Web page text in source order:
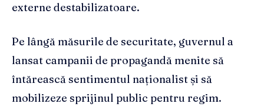
externe destabilizatoare.
Pe lângă măsurile de securitate, guvernul a
lansat campanii de propagandă menite să
întărească sentimentul naționalist și să
mobilizeze sprijinul public pentru regim.